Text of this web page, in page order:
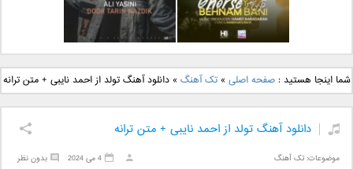
دانلود آهنگ جدید بهنام
بانی بنام قرص قمر 2
دانلود آهنگ جدید علی
یاسینی بنام دورترین نزدیک
شما اینجا هستید :صفحه اصلی »تک آهنگ »دانلود آهنگ تولد از احمد نایبی + متن ترانه
دانلود آهنگ تولد از احمد نایبی + متن ترانه
موضوعات:تک آهنگ بدون نظر 4 می 2024